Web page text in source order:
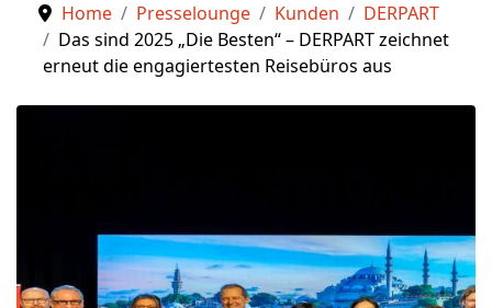
Home Presselounge Kunden
DERPART
Das sind 2025 „Die Besten“ – DERPART zeichnet
erneut die engagiertesten Reisebüros aus